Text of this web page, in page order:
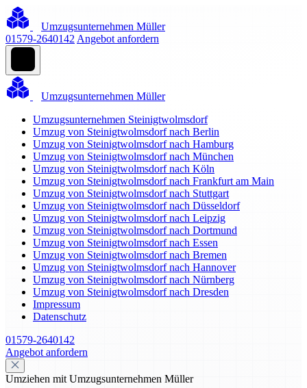
Umzugsunternehmen Müller
01579-2640142 Angebot anfordern
Umzugsunternehmen Müller
Umzugsunternehmen Steinigtwolmsdorf
Umzug von Steinigtwolmsdorf nach Berlin
Umzug von Steinigtwolmsdorf nach Hamburg
Umzug von Steinigtwolmsdorf nach München
Umzug von Steinigtwolmsdorf nach Köln
Umzug von Steinigtwolmsdorf nach Frankfurt am Main
Umzug von Steinigtwolmsdorf nach Stuttgart
Umzug von Steinigtwolmsdorf nach Düsseldorf
Umzug von Steinigtwolmsdorf nach Leipzig
Umzug von Steinigtwolmsdorf nach Dortmund
Umzug von Steinigtwolmsdorf nach Essen
Umzug von Steinigtwolmsdorf nach Bremen
Umzug von Steinigtwolmsdorf nach Hannover
Umzug von Steinigtwolmsdorf nach Nürnberg
Umzug von Steinigtwolmsdorf nach Dresden
Impressum
Datenschutz
01579-2640142
Angebot anfordern
Umziehen mit Umzugsunternehmen Müller